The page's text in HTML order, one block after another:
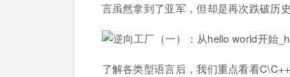
言虽然拿到了亚军，但却是再次跌破历
了解各类型语言后，我们重点看看